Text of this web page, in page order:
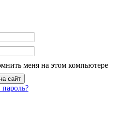
меня на этом компьютере